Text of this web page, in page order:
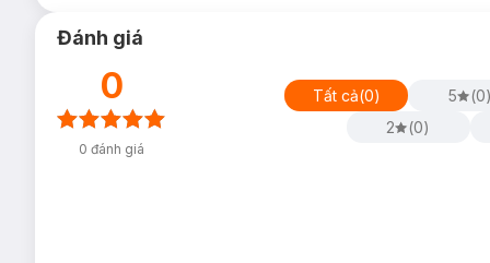
Đánh giá
0
0 đánh giá
Tất cả(0) 5 (0
2
(0)